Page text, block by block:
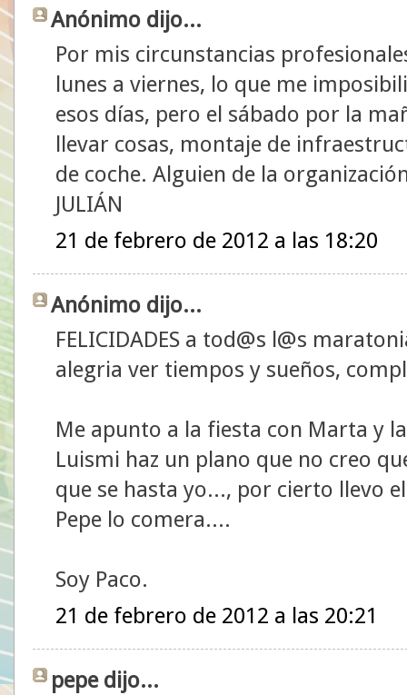
Anónimo dijo...
Por mis circunstancias
lunes a viernes, lo que me
esos días, pero el sábado por la
llevar cosas, montaje de
de coche. Alguien de la
JULIÁN
21 de febrero de 2012 a las 18:20
Anónimo dijo...
FELICIDADES a tod@s l@s
alegria ver tiempos y sueños,
Me apunto a la fiesta con Marta y
Luismi haz un plano que no creo
que se hasta yo..., por cierto llevo
Pepe lo comera....
Soy Paco.
21 de febrero de 2012 a las 20:21
pepe dijo...